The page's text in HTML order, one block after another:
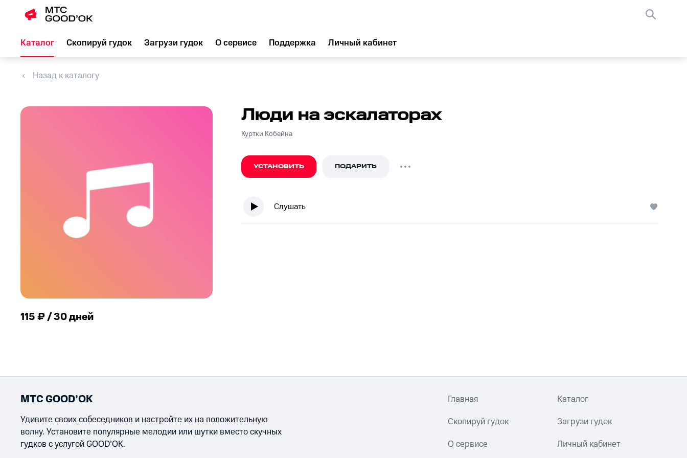
Каталог Скопируй гудок Загрузи гудок О сервисе Поддержка Личный кабинет
Назад к каталогу
115 ₽ / 30 дней
Люди на эскалаторах
Куртки Кобейна
УСТАНОВИТЬ ПОДАРИТЬ
Слушать
МТС GOOD’OK
Удивите своих собеседников и настройте их на положительную
волну. Установите популярные мелодии или шутки вместо скучных
гудков с услугой GOOD’OK.
Главная Каталог
Скопируй гудок Загрузи гудок
О сервисе Личный кабинет